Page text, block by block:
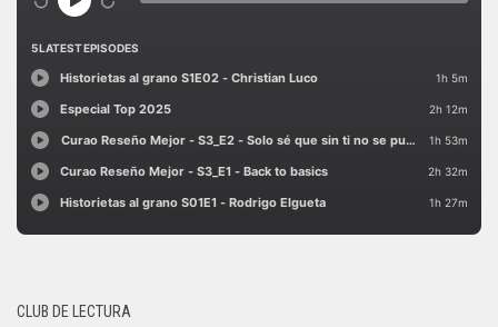
CLUB DE LECTURA